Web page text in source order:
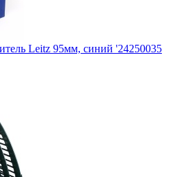
Leitz 95мм, синий '24250035